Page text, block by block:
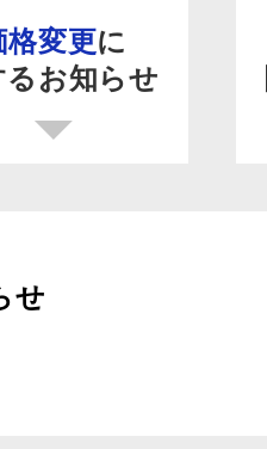
格変更に
るお知らせ
せ